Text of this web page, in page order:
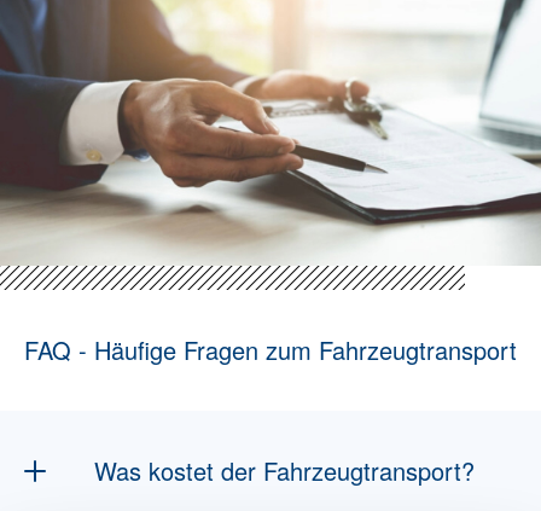
FAQ - Häufige Fragen zum Fahrzeugtransport
Was kostet der Fahrzeugtransport?